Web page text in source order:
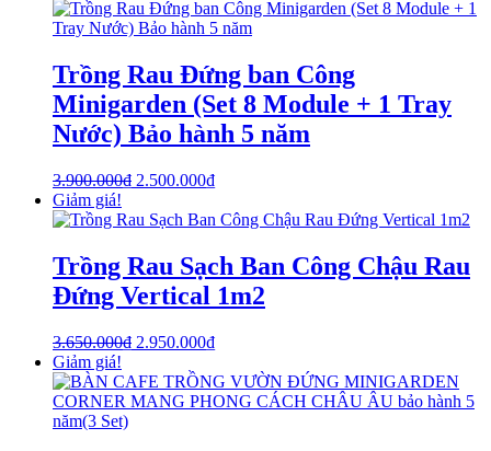
Trồng Rau Đứng ban Công
Minigarden (Set 8 Module + 1 Tray
Nước) Bảo hành 5 năm
3.900.000₫ 2.500.000₫
Giảm giá!
Trồng Rau Sạch Ban Công Chậu Rau
Đứng Vertical 1m2
3.650.000₫ 2.950.000₫
Giảm giá!